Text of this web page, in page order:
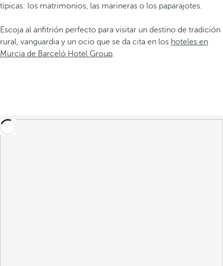
típicas: los matrimonios, las marineras o los paparajotes.
Escoja al anfitrión perfecto para visitar un destino de tradición
rural, vanguardia y un ocio que se da cita en los hoteles en
Murcia de Barceló Hotel Group.